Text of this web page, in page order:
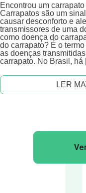
Encontrou um
Carrapatos são um
causar desconforto e
transmissores de uma
como doença do
do carrapato? É o
as doenças
carrapato. No Brasil,
LER